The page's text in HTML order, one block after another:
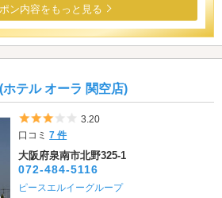
ン内容をもっと見る
テル オーラ 関空店)
5つ星のうち3
3.20
口コミ7 件
大阪府泉南市北野325-1
072-484-5116
ピースエルイーグループ